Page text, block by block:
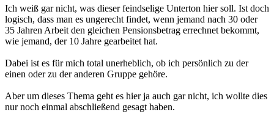
Ich weiß gar nicht, was dieser feindselige Unterton hier soll. Ist doch
logisch, dass man es ungerecht findet, wenn jemand nach 30 oder
35 Jahren Arbeit den gleichen Pensionsbetrag errechnet bekommt,
wie jemand, der 10 Jahre gearbeitet hat.
Dabei ist es für mich total unerheblich, ob ich persönlich zu der
einen oder zu der anderen Gruppe gehöre.
Aber um dieses Thema geht es hier ja auch gar nicht, ich wollte dies
nur noch einmal abschließend gesagt haben.